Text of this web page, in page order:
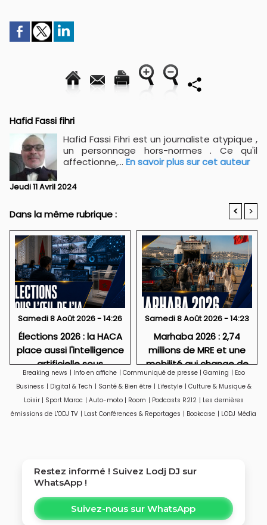
Hafid Fassi fihri
Hafid Fassi Fihri est un journaliste atypique ,
un personnage hors-normes . Ce qu'il
affectionne,... En savoir plus sur cet auteur
Jeudi 11 Avril 2024
Dans la même rubrique : < >
Samedi 8 Août 2026 - 14:26
Élections 2026 : la HACA
place aussi l'intelligence
artificielle sous
surveillance
Samedi 8 Août 2026 - 14:23
Marhaba 2026 : 2,74
millions de MRE et une
mobilité qui change de
visage
Breaking news | Info en affiche | Communiqué de presse | Gaming | Eco
Business | Digital & Tech | Santé & Bien être | Lifestyle | Culture & Musique &
Loisir | Sport Maroc | Auto-moto | Room | Podcasts R212 | Les dernières
émissions de L'ODJ TV | Last Conférences & Reportages | Bookcase | LODJ Média
Restez informé ! Suivez Lodj DJ sur
WhatsApp !
Suivez-nous sur WhatsApp